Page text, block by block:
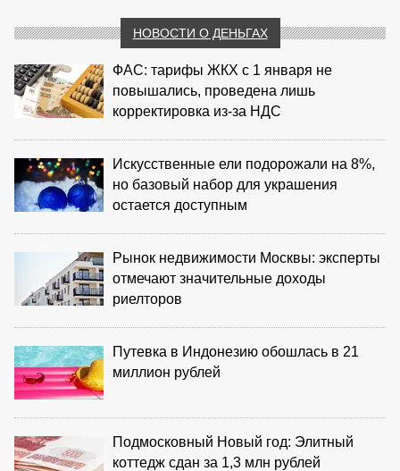
НОВОСТИ О ДЕНЬГАХ
ФАС: тарифы ЖКХ с 1 января не
повышались, проведена лишь
корректировка из‑за НДС
Искусственные ели подорожали на 8%,
но базовый набор для украшения
остается доступным
Рынок недвижимости Москвы: эксперты
отмечают значительные доходы
риелторов
Путевка в Индонезию обошлась в 21
миллион рублей
Подмосковный Новый год: Элитный
коттедж сдан за 1,3 млн рублей